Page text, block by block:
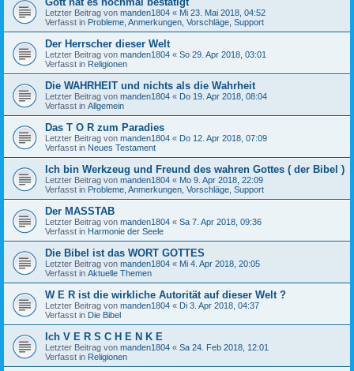
Letzter Beitrag von manden1804 « Mi 23. Mai 2018, 04:52
Verfasst in Probleme, Anmerkungen, Vorschläge, Support
Der Herrscher dieser Welt
Letzter Beitrag von manden1804 « So 29. Apr 2018, 03:01
Verfasst in Religionen
Die WAHRHEIT und nichts als die Wahrheit
Letzter Beitrag von manden1804 « Do 19. Apr 2018, 08:04
Verfasst in Allgemein
Das T O R zum Paradies
Letzter Beitrag von manden1804 « Do 12. Apr 2018, 07:09
Verfasst in Neues Testament
Ich bin Werkzeug und Freund des wahren Gottes ( der Bibel )
Letzter Beitrag von manden1804 « Mo 9. Apr 2018, 22:09
Verfasst in Probleme, Anmerkungen, Vorschläge, Support
Der MASSTAB
Letzter Beitrag von manden1804 « Sa 7. Apr 2018, 09:36
Verfasst in Harmonie der Seele
Die Bibel ist das WORT GOTTES
Letzter Beitrag von manden1804 « Mi 4. Apr 2018, 20:05
Verfasst in Aktuelle Themen
W E R ist die wirkliche Autorität auf dieser Welt ?
Letzter Beitrag von manden1804 « Di 3. Apr 2018, 04:37
Verfasst in Die Bibel
Ich V E R S C H E N K E
Letzter Beitrag von manden1804 « Sa 24. Feb 2018, 12:01
Verfasst in Religionen